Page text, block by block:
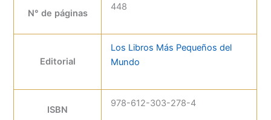
N° de páginas
448
Editorial
Los Libros Más Pequeños del
Mundo
ISBN
978-612-303-278-4